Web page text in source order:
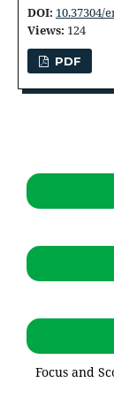
DOI: 10.37304/
Views: 124
PDF
Focus and